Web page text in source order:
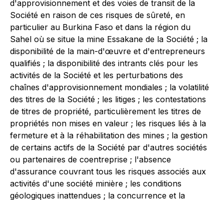
d'approvisionnement et des voies de transit de la
Société en raison de ces risques de sûreté, en
particulier au Burkina Faso et dans la région du
Sahel où se situe la mine Essakane de la Société ; la
disponibilité de la main-d'œuvre et d'entrepreneurs
qualifiés ; la disponibilité des intrants clés pour les
activités de la Société et les perturbations des
chaînes d'approvisionnement mondiales ; la volatilité
des titres de la Société ; les litiges ; les contestations
de titres de propriété, particulièrement les titres de
propriétés non mises en valeur ; les risques liés à la
fermeture et à la réhabilitation des mines ; la gestion
de certains actifs de la Société par d'autres sociétés
ou partenaires de coentreprise ; l'absence
d'assurance couvrant tous les risques associés aux
activités d'une société minière ; les conditions
géologiques inattendues ; la concurrence et la